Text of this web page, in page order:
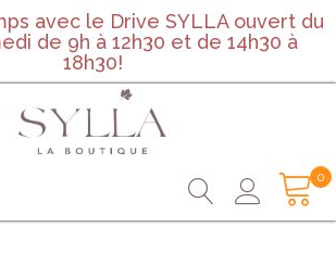
avec le Drive SYLLA ouvert du
de 9h à 12h30 et de 14h30 à
18h30!
0